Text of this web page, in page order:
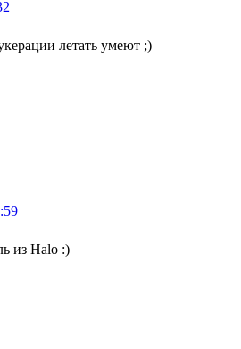
летать умеют ;)
из Halo :)